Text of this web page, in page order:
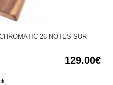
26 NOTES SUR
129.00